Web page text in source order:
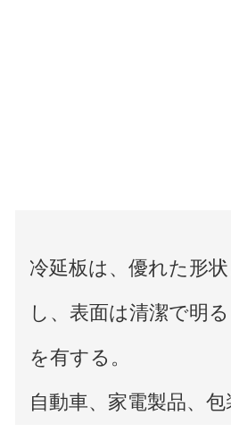
冷延板は、優れた形
し、表面は清潔で明
を有する。
自動車、家電製品、